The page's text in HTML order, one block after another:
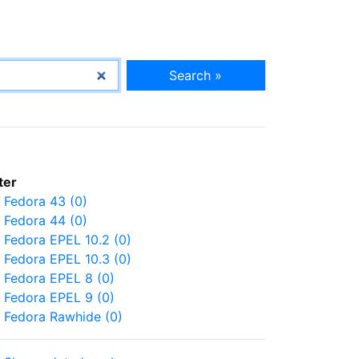
Search »
Fedora 43 (0)
Fedora 44 (0)
Fedora EPEL 10.2 (0)
Fedora EPEL 10.3 (0)
Fedora EPEL 8 (0)
Fedora EPEL 9 (0)
Fedora Rawhide (0)